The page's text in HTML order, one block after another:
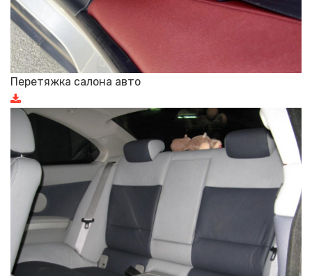
Перетяжка салона авто